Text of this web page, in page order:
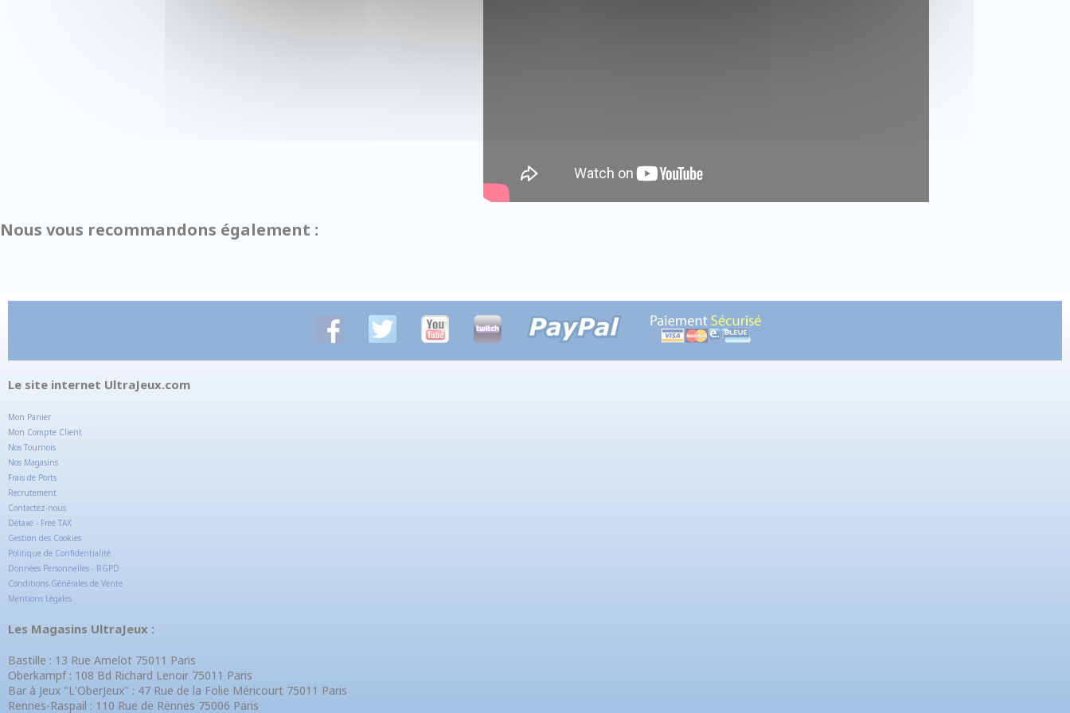
Nous vous recommandons également :
Le site internet UltraJeux.com
Mon Panier
Mon Compte Client
Nos Tournois
Nos Magasins
Frais de Ports
Recrutement
Contactez-nous
Détaxe - Free TAX
Gestion des Cookies
Politique de Confidentialité
Données Personnelles - RGPD
Conditions Générales de Vente
Mentions Légales
Les Magasins UltraJeux :
Bastille : 13 Rue Amelot 75011 Paris
Oberkampf : 108 Bd Richard Lenoir 75011 Paris
Bar à Jeux "L'OberJeux" : 47 Rue de la Folie Méricourt 75011 Paris
Rennes-Raspail : 110 Rue de Rennes 75006 Paris